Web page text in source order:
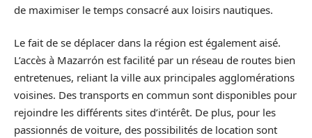
de maximiser le temps consacré aux loisirs nautiques.
Le fait de se déplacer dans la région est également aisé.
L’accès à Mazarrón est facilité par un réseau de routes bien
entretenues, reliant la ville aux principales agglomérations
voisines. Des transports en commun sont disponibles pour
rejoindre les différents sites d’intérêt. De plus, pour les
passionnés de voiture, des possibilités de location sont